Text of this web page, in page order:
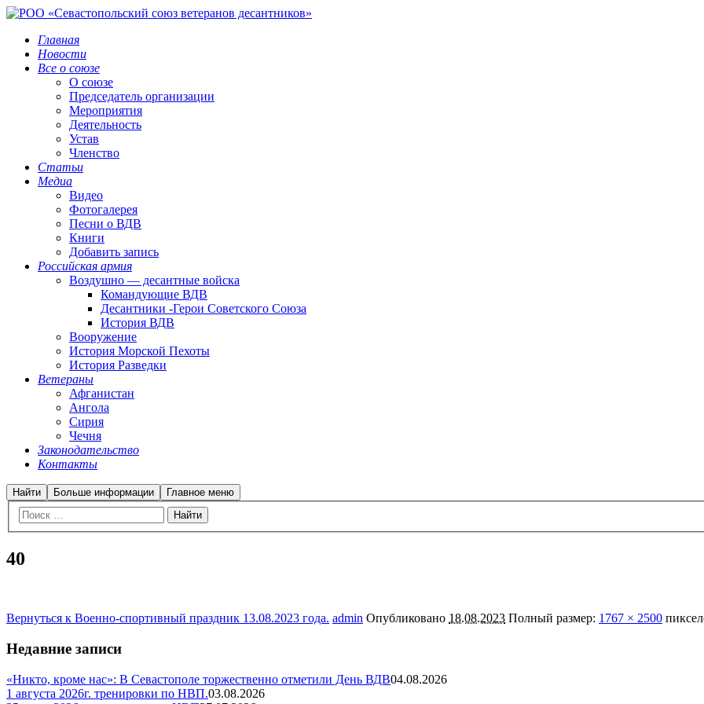
Главная
Новости
Все о союзе
О союзе
Председатель организации
Мероприятия
Деятельность
Устав
Членство
Статьи
Медиа
Видео
Фотогалерея
Песни о ВДВ
Книги
Добавить запись
Российская армия
Воздушно — десантные войска
Командующие ВДВ
Десантники -Герои Советского Союза
История ВДВ
Вооружение
История Морской Пехоты
История Разведки
Ветераны
Афганистан
Ангола
Сирия
Чечня
Законодательство
Контакты
Найти Больше информации Главное меню
40
Вернуться к Военно-спортивный праздник 13.08.2023 года. admin Опубликовано 18.08.2023 Полный размер: 1767 × 2500
Недавние записи
«Никто, кроме нас»: В Севастополе торжественно отметили День ВДВ04.08.2026
1 августа 2026г. тренировки по НВП.03.08.2026